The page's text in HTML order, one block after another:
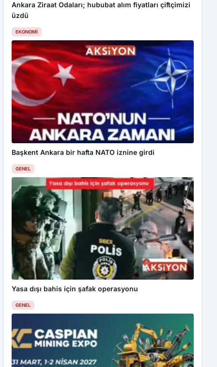
Ankara Ziraat Odaları; hububat alım fiyatları çiftçimizi
üzdü
EKONOMI
Başkent Ankara bir hafta NATO iznine girdi
GENEL
Yasa dışı bahis için şafak operasyonu
GENEL